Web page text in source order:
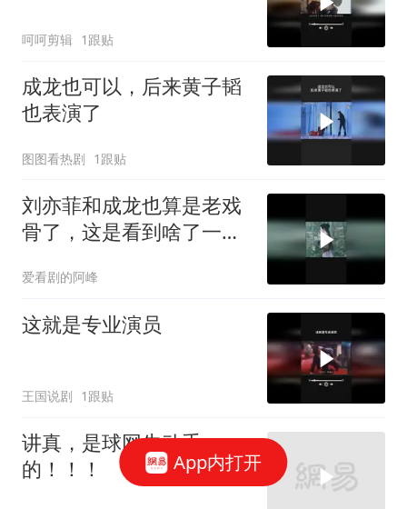
呵呵剪辑 1跟贴
成龙也可以，后来黄子韬
也表演了
图图看热剧 1跟贴
刘亦菲和成龙也算是老戏
骨了，这是看到啥了一起
爱看剧的阿峰
这就是专业演员
王国说剧 1跟贴
讲真，是球网先动手
的！！！
App内打开